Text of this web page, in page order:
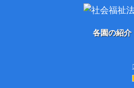
各園の紹介